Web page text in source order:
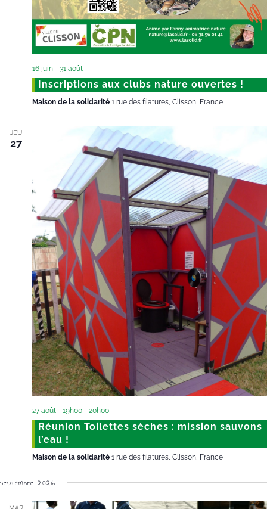
16 juin - 31 août
Inscriptions aux clubs nature ouvertes !
Maison de la solidarité 1 rue des filatures, Clisson, France
JEU
27
27 août - 19h00 - 20h00
Réunion Toilettes sèches : mission sauvons
l’eau !
Maison de la solidarité 1 rue des filatures, Clisson, France
septembre 2026